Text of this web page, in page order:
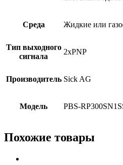
Среда Жидкие или
Тип выходного
сигнала
2xPNP
Производитель Sick AG
Модель PBS-
Похожие товары